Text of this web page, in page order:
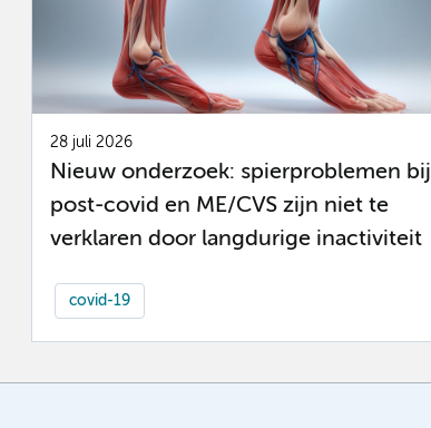
28 juli 2026
Nieuw onderzoek: spierproblemen bij
post-covid en ME/CVS zijn niet te
verklaren door langdurige inactiviteit
covid-19